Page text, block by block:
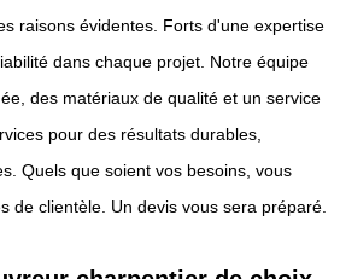
raisons évidentes. Forts d'une expertise
dans chaque projet. Notre équipe
des matériaux de qualité et un service
pour des résultats durables,
Quels que soient vos besoins, vous
de clientèle. Un devis vous sera préparé.